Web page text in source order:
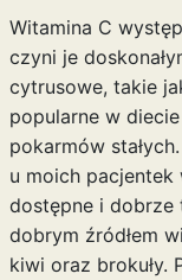
Witamina C
czyni je
cytrusowe, takie
popularne w
pokarmów
u moich pacjentek
dostępne i dobrze
dobrym źródłem
kiwi oraz brokuły.